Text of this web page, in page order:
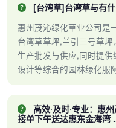
[台湾草]台湾草与有
惠州茂沁绿化草业公司是
台湾草草坪,兰引三号草
生产批发与供应,同时提
设计等综合的园林绿化服
高效·及时·专业：惠
接单下午送达惠东金海湾